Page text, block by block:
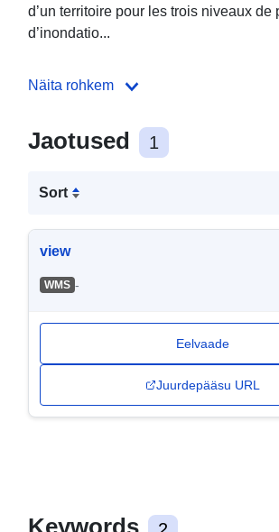
d’un territoire pour les trois niveaux de
d’inondatio...
Näita rohkem
Jaotused 1
Sort
view
WMS -
Eelvaade
Juurdepääsu URL